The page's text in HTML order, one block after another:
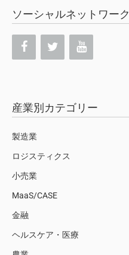
ソーシャルネットワーク
産業別カテゴリー
製造業
ロジスティクス
小売業
MaaS/CASE
金融
ヘルスケア・医療